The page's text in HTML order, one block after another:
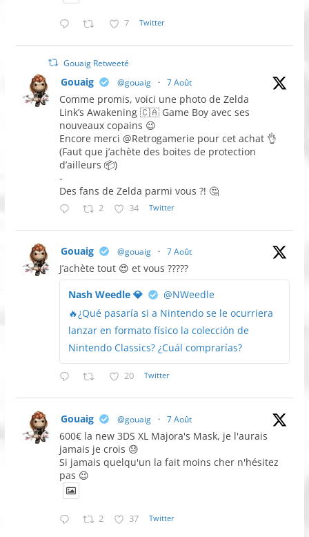
7 Twitter
Gouaig Retweeté
Gouaig @gouaig · 7 Août
Comme promis, voici une photo de Zelda
Link’s Awakening 🇨🇦 Game Boy avec ses
nouveaux copains 😉
Encore merci @Retrogamerie pour cet achat 👌
(Faut que j’achète des boites de protection
d’ailleurs 📦)
-
Des fans de Zelda parmi vous ?! 🤔
2 34 Twitter
Gouaig @gouaig · 7 Août
J’achète tout 😍 et vous ?????
Nash Weedle 💎
@NWeedle
🔥¿Qué pasaría si a Nintendo se le ocurriera
lanzar en formato físico la colección de
Nintendo Classics? ¿Cuál comprarías?
20 Twitter
Gouaig @gouaig · 7 Août
600€ la new 3DS XL Majora's Mask, je l'aurais
jamais je crois 😓
Si jamais quelqu'un la fait moins cher n'hésitez
pas 😉
2 37 Twitter